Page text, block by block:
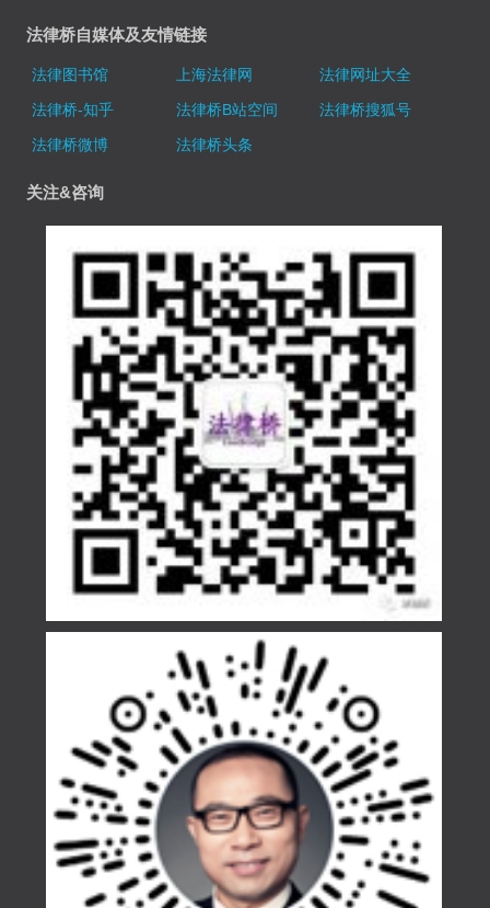
法律桥自媒体及友情链接
法律图书馆 上海法律网
法律网址大全
法律桥-知乎
法律桥B站空间
法律桥搜狐号
法律桥微博
法律桥头条
关注&咨询